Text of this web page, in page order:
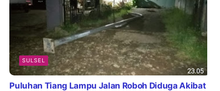
SULSEL
Puluhan Tiang Lampu Jalan Roboh Diduga Akibat